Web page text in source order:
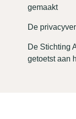
gemaakt
De
De Stichting
getoetst aan